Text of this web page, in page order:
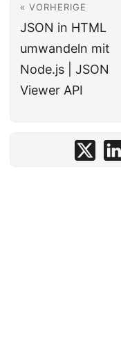
« VORHERIGE
JSON in HTML
umwandeln mit
Node.js | JSON
Viewer API